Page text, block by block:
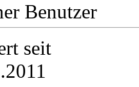
Benutzer
seit